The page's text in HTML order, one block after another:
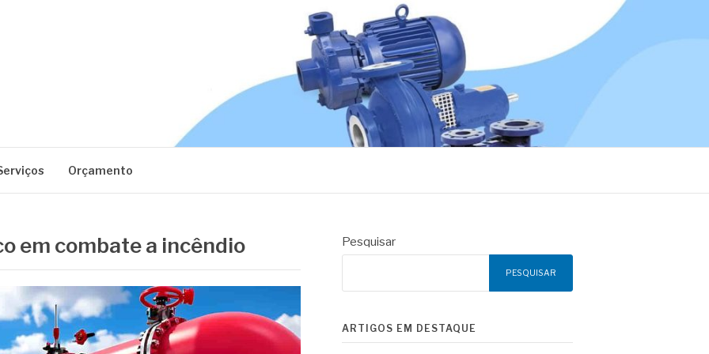
Orçamento
em combate a incêndio Pesquisar
PESQUISAR
ARTIGOS EM DESTAQUE